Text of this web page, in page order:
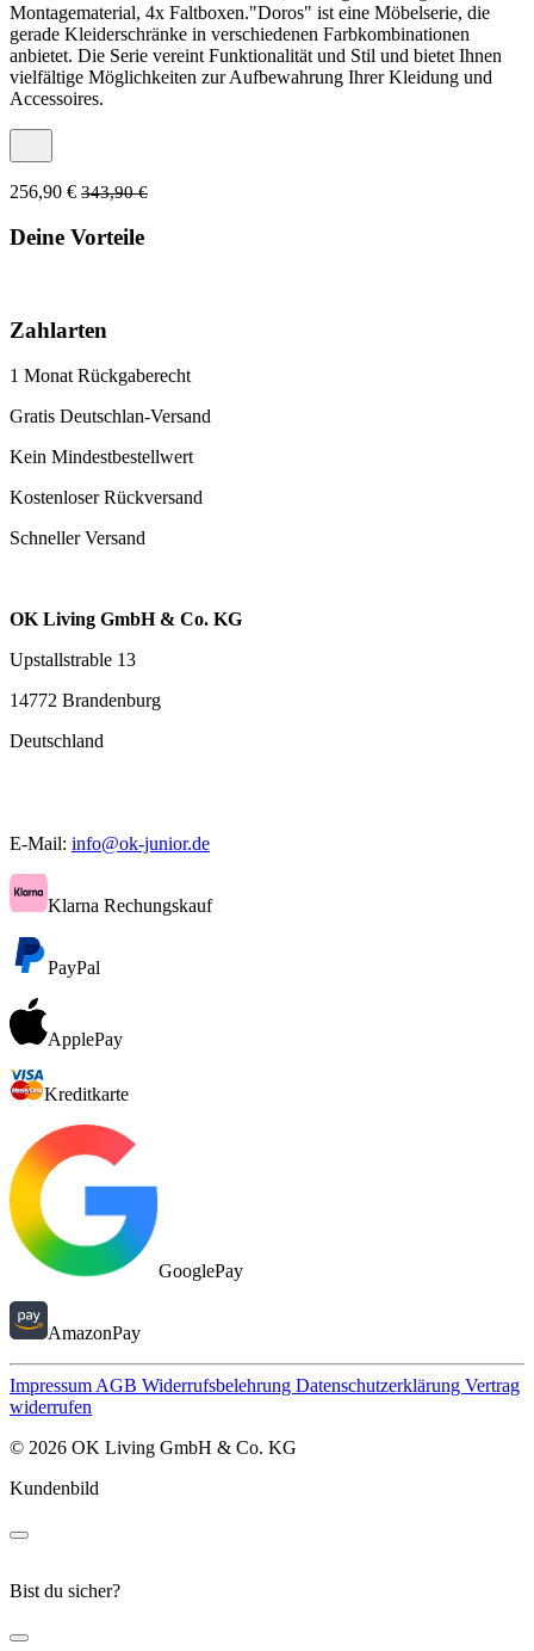
Montagematerial, 4x Faltboxen."Doros" ist eine Möbelserie, die
gerade Kleiderschränke in verschiedenen Farbkombinationen
anbietet. Die Serie vereint Funktionalität und Stil und bietet Ihnen
vielfältige Möglichkeiten zur Aufbewahrung Ihrer Kleidung und
Accessoires.
256,90 € 343,90 €
Deine Vorteile
Zahlarten
1 Monat Rückgaberecht
Gratis Deutschlan-Versand
Kein Mindestbestellwert
Kostenloser Rückversand
Schneller Versand
OK Living GmbH & Co. KG
Upstallstrable 13
14772 Brandenburg
Deutschland
E-Mail: info@ok-junior.de
Klarna Rechungskauf
PayPal
ApplePay
Kreditkarte
GooglePay
AmazonPay
ImpressumAGB Widerrufsbelehrung Datenschutzerklärung Vertrag
widerrufen
© 2026 OK Living GmbH & Co. KG
Kundenbild
Bist du sicher?